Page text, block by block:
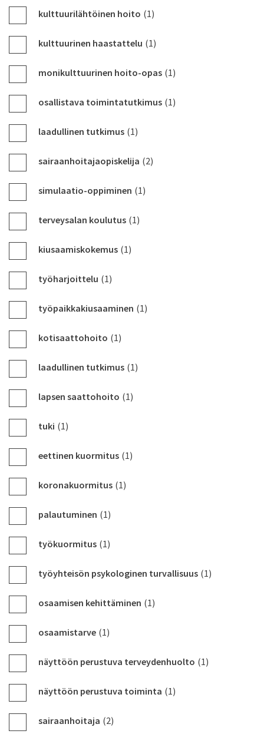
kulttuurilähtöinen hoito (1)
kulttuurinen haastattelu (1)
monikulttuurinen hoito-opas (1)
osallistava toimintatutkimus (1)
laadullinen tutkimus (1)
sairaanhoitajaopiskelija (2)
simulaatio-oppiminen (1)
terveysalan koulutus (1)
kiusaamiskokemus (1)
työharjoittelu (1)
työpaikkakiusaaminen (1)
kotisaattohoito (1)
laadullinen tutkimus (1)
lapsen saattohoito (1)
tuki (1)
eettinen kuormitus (1)
koronakuormitus (1)
palautuminen (1)
työkuormitus (1)
työyhteisön psykologinen turvallisuus (1)
osaamisen kehittäminen (1)
osaamistarve (1)
näyttöön perustuva terveydenhuolto (1)
näyttöön perustuva toiminta (1)
sairaanhoitaja (2)